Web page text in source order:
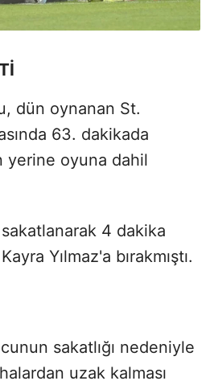
dün oynanan St.
63. dakikada
yerine oyuna dahil
4 dakika
Yılmaz'a bırakmıştı.
sakatlığı nedeniyle
uzak kalması